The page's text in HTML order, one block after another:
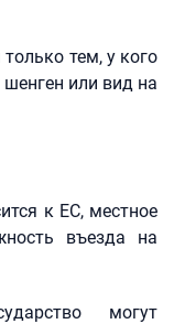
тем, у кого
или вид на
к ЕС, местное
въезда на
могут